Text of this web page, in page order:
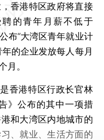
香港特区政府将直接
的青年月薪不低于
布“大湾区青年就业计
的企业发放每人每月
月。
香港特区行政长官林
》公布的其中一项措
和大湾区内地城市的
、就业、生活方面的